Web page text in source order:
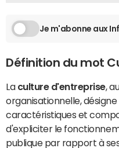
Je m'abonne aux
Définition du mot
La culture d'entreprise,
organisationnelle,
caractéristiques et
d'expliciter le
publique par rapport à